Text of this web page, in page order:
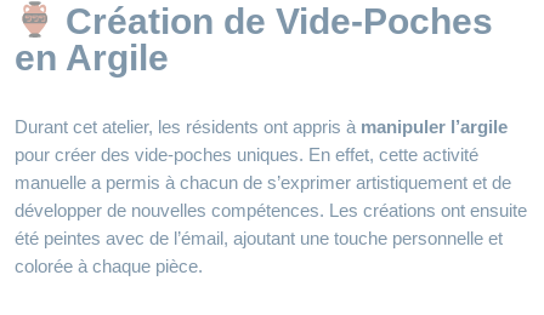
Création de Vide-Poches
en Argile
Durant cet atelier, les résidents ont appris à manipuler l’argile
pour créer des vide-poches uniques. En effet, cette activité
manuelle a permis à chacun de s’exprimer artistiquement et de
développer de nouvelles compétences. Les créations ont ensuite
été peintes avec de l’émail, ajoutant une touche personnelle et
colorée à chaque pièce.